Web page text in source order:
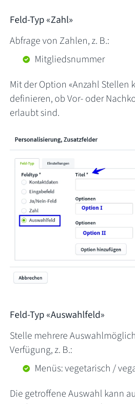
Feld-Typ «Zahl»
Abfrage von Zahlen, z. B.:
Mitgliedsnummer
Mit der Option «Anzahl Stellen
definieren, ob Vor- oder
erlaubt sind.
Feld-Typ «Auswahlfeld»
Stelle mehrere
Verfügung, z. B.:
Menüs: vegetarisch /
Die getroffene Auswahl kann